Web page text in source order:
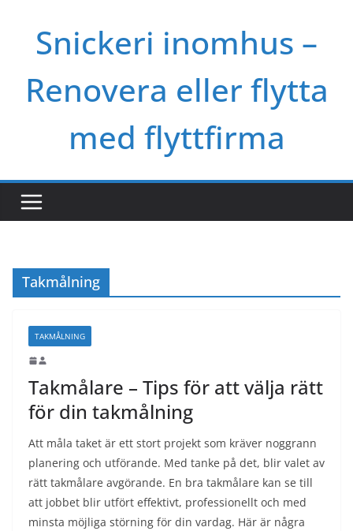
contentSnickeri inomhus –
Renovera eller flytta
med flyttfirma
Takmålning
TAKMÅLNING
Takmålare – Tips för att välja rätt
för din takmålning
Att måla taket är ett stort projekt som kräver noggrann
planering och utförande. Med tanke på det, blir valet av
rätt takmålare avgörande. En bra takmålare kan se till
att jobbet blir utfört effektivt, professionellt och med
minsta möjliga störning för din vardag. Här är några